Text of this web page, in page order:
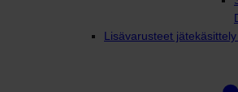
Lisävarusteet